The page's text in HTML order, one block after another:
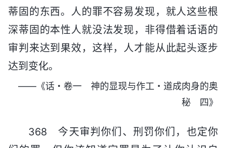
蒂固的东西。人的罪不容易发现，就人这些根
深蒂固的本性人就没法发现，非得借着话语的
审判来达到果效，这样，人才能从此起头逐步
达到变化。
——《话・卷一 神的显现与作工・道成肉身的奥
秘 四》
368 今天审判你们、刑罚你们，也定你